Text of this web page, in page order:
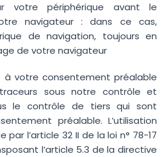
votre périphérique avant le
navigateur : dans ce cas,
de navigation, toujours en
de votre navigateur
à votre consentement préalable
sous notre contrôle et
le contrôle de tiers qui sont
préalable. L’utilisation
l’article 32 II de la loi n° 78-17
l’article 5.3 de la directive